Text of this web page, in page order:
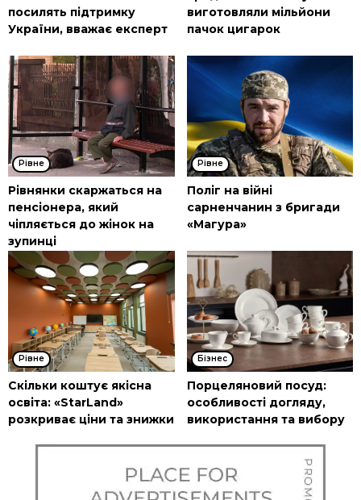
посилять підтримку
України, вважає експерт
виготовляли мільйони
пачок цигарок
Рівне
Рівнянки скаржаться на
пенсіонера, який
чіпляється до жінок на
зупинці
Рівне
Поліг на війні
сарненчанин з бригади
«Магура»
Рівне
Скільки коштує якісна
освіта: «StarLand»
розкриває ціни та знижки
Бізнес
Порцеляновий посуд:
особливості догляду,
використання та вибору